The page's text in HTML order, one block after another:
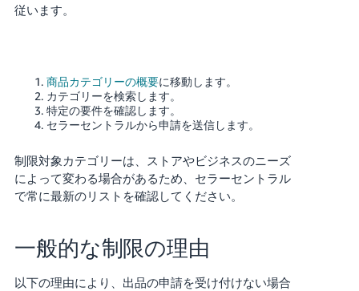
従います。
商品カテゴリーの概要に移動します。
カテゴリーを検索します。
特定の要件を確認します。
セラーセントラルから申請を送信します。
制限対象カテゴリーは、ストアやビジネスのニーズ
によって変わる場合があるため、セラーセントラル
で常に最新のリストを確認してください。
一般的な制限の理由
以下の理由により、出品の申請を受け付けない場合